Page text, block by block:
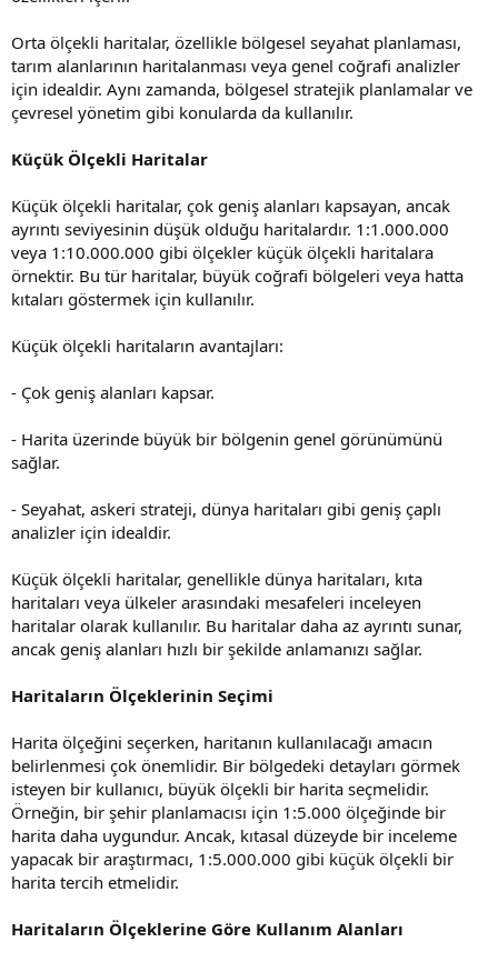
Orta ölçekli haritalar, özellikle bölgesel seyahat planlaması,
tarım alanlarının haritalanması veya genel coğrafi analizler
için idealdir. Aynı zamanda, bölgesel stratejik planlamalar ve
çevresel yönetim gibi konularda da kullanılır.
Küçük Ölçekli Haritalar
Küçük ölçekli haritalar, çok geniş alanları kapsayan, ancak
ayrıntı seviyesinin düşük olduğu haritalardır. 1:1.000.000
veya 1:10.000.000 gibi ölçekler küçük ölçekli haritalara
örnektir. Bu tür haritalar, büyük coğrafi bölgeleri veya hatta
kıtaları göstermek için kullanılır.
Küçük ölçekli haritaların avantajları:
- Çok geniş alanları kapsar.
- Harita üzerinde büyük bir bölgenin genel görünümünü
sağlar.
- Seyahat, askeri strateji, dünya haritaları gibi geniş çaplı
analizler için idealdir.
Küçük ölçekli haritalar, genellikle dünya haritaları, kıta
haritaları veya ülkeler arasındaki mesafeleri inceleyen
haritalar olarak kullanılır. Bu haritalar daha az ayrıntı sunar,
ancak geniş alanları hızlı bir şekilde anlamanızı sağlar.
Haritaların Ölçeklerinin Seçimi
Harita ölçeğini seçerken, haritanın kullanılacağı amacın
belirlenmesi çok önemlidir. Bir bölgedeki detayları görmek
isteyen bir kullanıcı, büyük ölçekli bir harita seçmelidir.
Örneğin, bir şehir planlamacısı için 1:5.000 ölçeğinde bir
harita daha uygundur. Ancak, kıtasal düzeyde bir inceleme
yapacak bir araştırmacı, 1:5.000.000 gibi küçük ölçekli bir
harita tercih etmelidir.
Haritaların Ölçeklerine Göre Kullanım Alanları